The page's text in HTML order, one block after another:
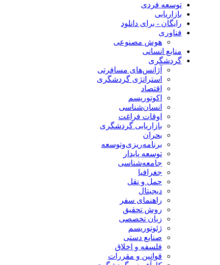
توسعه فردی
بازاریابی
رایگان - برای دانلود
فناوری
هوش مصنوعی
منابع انسانی
گردشگری
آژانس‌های مسافرتی
استراتژی گردشگری
اقتصاد
اکوتوریسم
انسان‌شناسی
اوقات فراغت
بازاریابی گردشگری
بحران
برنامه‌ریزی‌وتوسعه
توسعه پایدار
جامعه‌شناسی
جغرافیا
حمل و نقل
دیجیتال
راهنمای سفر
روش تحقیق
زبان تخصصی
ژئوتوریسم
صنایع دستی
فلسفه و اخلاق
قوانین و مقررات